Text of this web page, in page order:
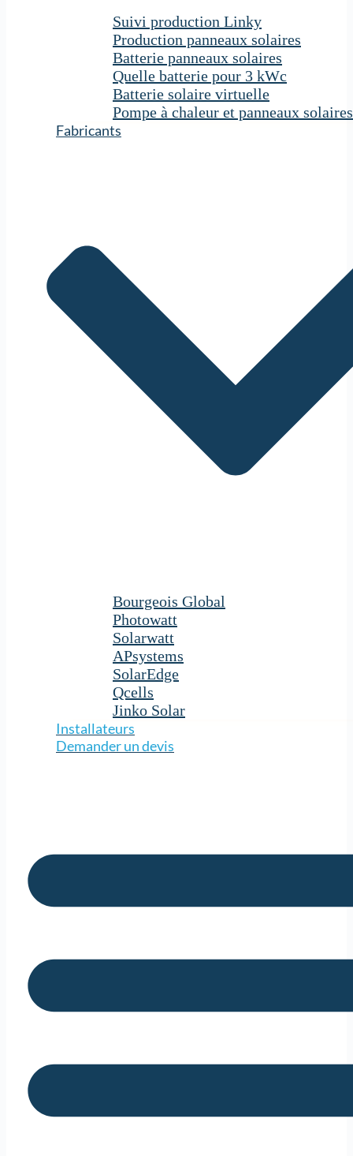
Suivi production Linky
Production panneaux solaires
Batterie panneaux solaires
Quelle batterie pour 3 kWc
Batterie solaire virtuelle
Pompe à chaleur et panneaux solaires
Fabricants
Bourgeois Global
Photowatt
Solarwatt
APsystems
SolarEdge
Qcells
Jinko Solar
Installateurs
Demander un devis